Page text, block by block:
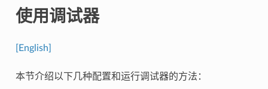
使用调试器
[English]
本节介绍以下几种配置和运行调试器的方法：